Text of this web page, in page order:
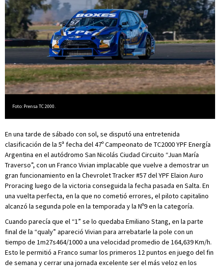
Foto: Prensa TC 2000.
En una tarde de sábado con sol, se disputó una entretenida
clasificación de la 5ª fecha del 47º Campeonato de TC2000 YPF Energía
Argentina en el autódromo San Nicolás Ciudad Circuito “Juan María
Traverso”, con un Franco Vivian implacable que vuelve a demostrar un
gran funcionamiento en la Chevrolet Tracker #57 del YPF Elaion Auro
Proracing luego de la victoria conseguida la fecha pasada en Salta. En
una vuelta perfecta, en la que no cometió errores, el piloto capitalino
alcanzó la segunda pole en la temporada y la Nº9 en la categoría.
Cuando parecía que el “1” se lo quedaba Emiliano Stang, en la parte
final de la “qualy” apareció Vivian para arrebatarle la pole con un
tiempo de 1m27s464/1000 a una velocidad promedio de 164,639 Km/h.
Esto le permitió a Franco sumar los primeros 12 puntos en juego del fin
de semana y cerrar una jornada excelente ser el más veloz en los